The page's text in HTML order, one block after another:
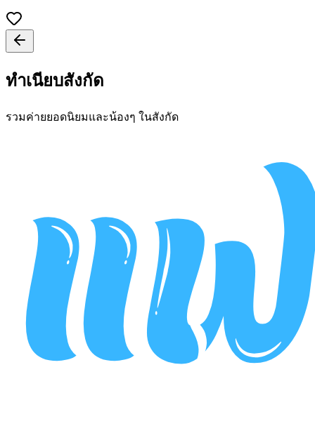
ทำเนียบสังกัด
รวมค่ายยอดนิยมและน้องๆ ในสังกัด